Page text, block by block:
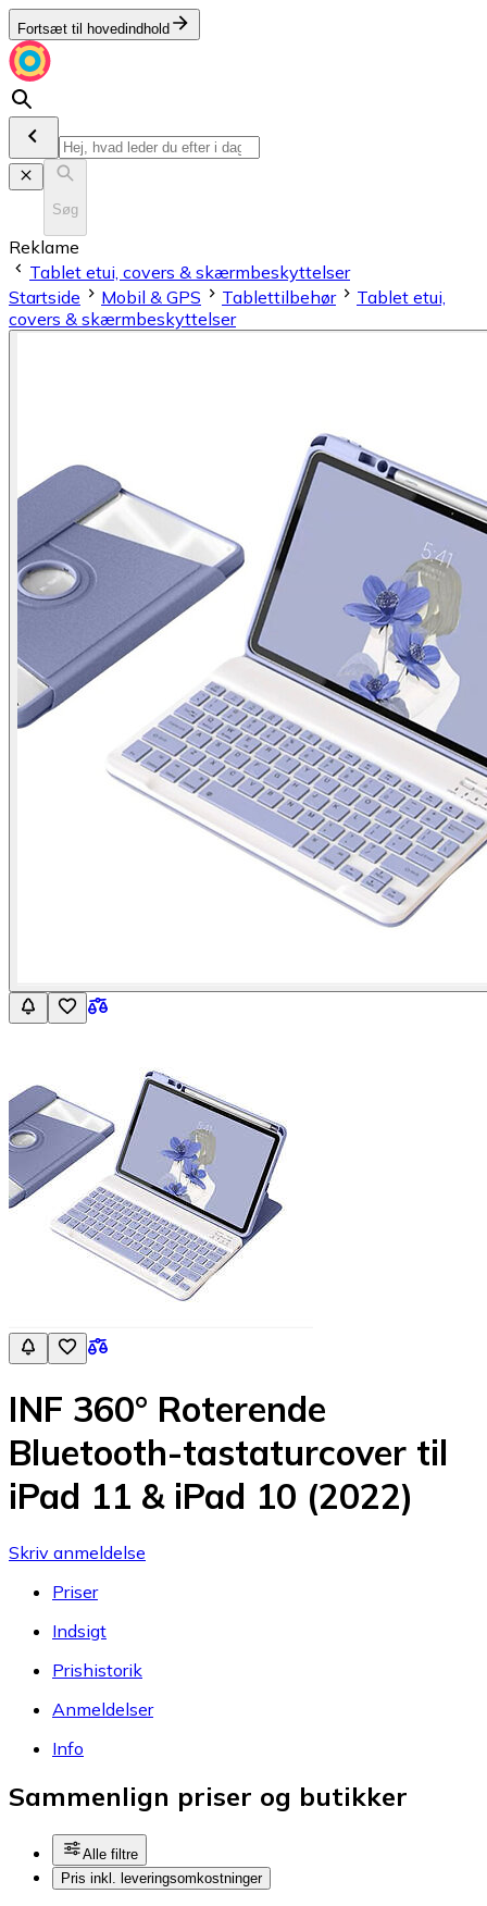
Fortsæt til hovedindhold
Søg
Reklame
Tablet etui, covers & skærmbeskyttelser
Startside
Mobil & GPS Tablettilbehør
Tablet etui,
covers & skærmbeskyttelser
INF 360° Roterende
Bluetooth-tastaturcover til
iPad 11 & iPad 10 (2022)
Skriv anmeldelse
Priser
Indsigt
Prishistorik
Anmeldelser
Info
Sammenlign priser og butikker
Alle filtre
Pris inkl. leveringsomkostninger